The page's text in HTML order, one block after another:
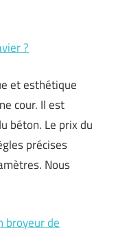
?
et esthétique
cour. Il est
béton. Le prix du
précises
Nous
broyeur de